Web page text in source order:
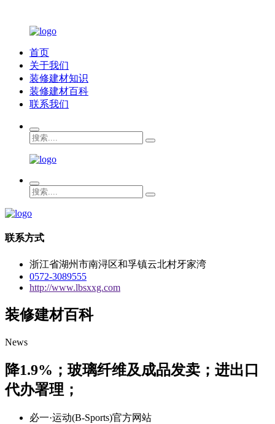
首页
关于我们
装修建材知识
装修建材百科
联系我们
联系方式
浙江省湖州市南浔区和孚镇云北村牙家湾
0572-3089555
http://www.lbsxxg.com
装修建材百科
News
降1.9%；玻璃纤维及成品发卖；进出口
代办署理；
必一·运动(B-Sports)官方网站